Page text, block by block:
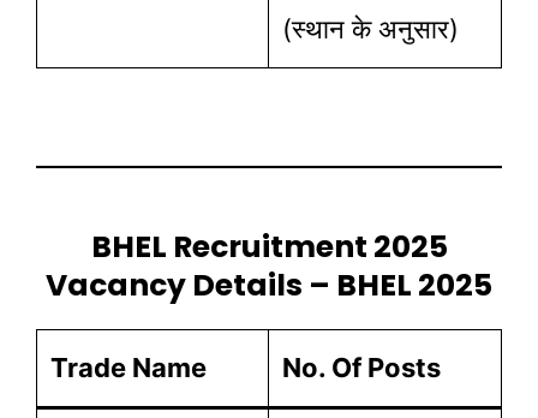
(स्थान के अनुसार)
BHEL Recruitment 2025
Vacancy Details – BHEL 2025
Trade Name No. Of Posts